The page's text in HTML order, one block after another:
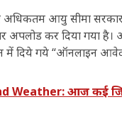
अधिकतम आयु सीमा
अपलोड कर दिया गया
में दिये गये “ऑनलाइन
Weather: आज कई